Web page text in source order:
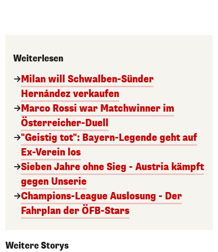
Weiterlesen
Milan will Schwalben-Sünder
Hernández verkaufen
Marco Rossi war Matchwinner im
Österreicher-Duell
"Geistig tot": Bayern-Legende geht auf
Ex-Verein los
Sieben Jahre ohne Sieg - Austria kämpft
gegen Unserie
Champions-League Auslosung - Der
Fahrplan der ÖFB-Stars
Weitere Storys